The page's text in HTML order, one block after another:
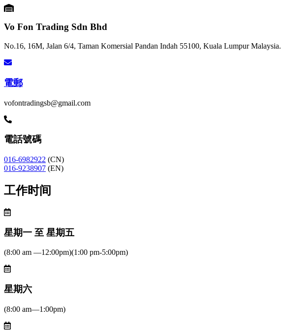
Vo Fon Trading Sdn Bhd
No.16, 16M, Jalan 6/4, Taman Komersial Pandan Indah 55100, Kuala Lumpur Malaysia.
電郵
vofontradingsb@gmail.com
電話號碼
016-6982922 (CN)
016-9238907 (EN)
工作时间
星期一 至 星期五
(8:00 am —12:00pm)(1:00 pm-5:00pm)
星期六
(8:00 am—1:00pm)